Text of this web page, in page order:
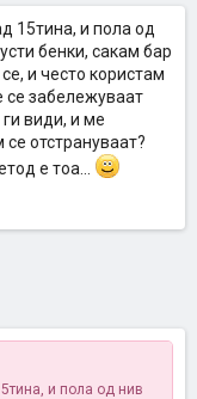
15тина, и пола од
бенки, сакам бар
и често користам
се забележуваат
види, и ме
отстрануваат?
е тоа...
и пола од нив